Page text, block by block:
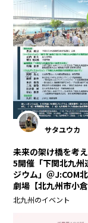
サタユウカ
未来の架け橋を考
5開催「下関北九州
ジウム」＠J:COM
劇場【北九州市小倉
北九州のイベント